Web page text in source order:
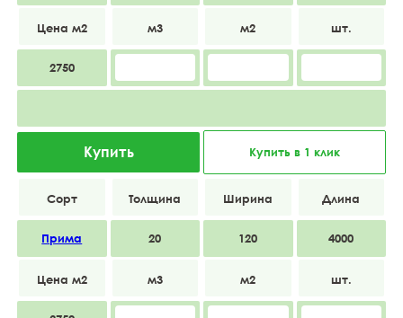
2750
Купить Купить в 1 клик
Прима 20 120 4000